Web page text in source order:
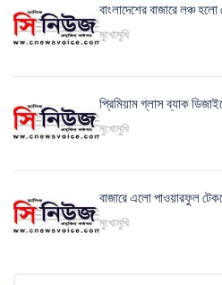
বাংলাদেশের বাজারে লঞ্চ
মুখোমুখি
প্রিমিয়াম গ্লাস ব্যাক
মুখোমুখি
বাজারে এলো পাওয়ারফুল
মুখোমুখি